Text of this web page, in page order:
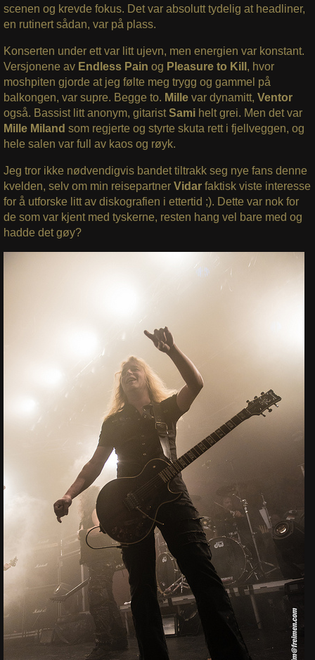
scenen og krevde fokus. Det var absolutt tydelig at headliner,
en rutinert sådan, var på plass.
Konserten under ett var litt ujevn, men energien var konstant.
Versjonene av Endless Pain og Pleasure to Kill , hvor
moshpiten gjorde at jeg følte meg trygg og gammel på
balkongen, var supre. Begge to. Mille var dynamitt, Ventor
også. Bassist litt anonym, gitaristSamihelt grei. Men det var
Mille Miland som regjerte og styrte skuta rett i fjellveggen, og
hele salen var full av kaos og røyk.
Jeg tror ikke nødvendigvis bandet tiltrakk seg nye fans denne
kvelden, selv om min reisepartner Vidar faktisk viste interesse
for å utforske litt av diskografien i ettertid ;). Dette var nok for
de som var kjent med tyskerne, resten hang vel bare med og
hadde det gøy?